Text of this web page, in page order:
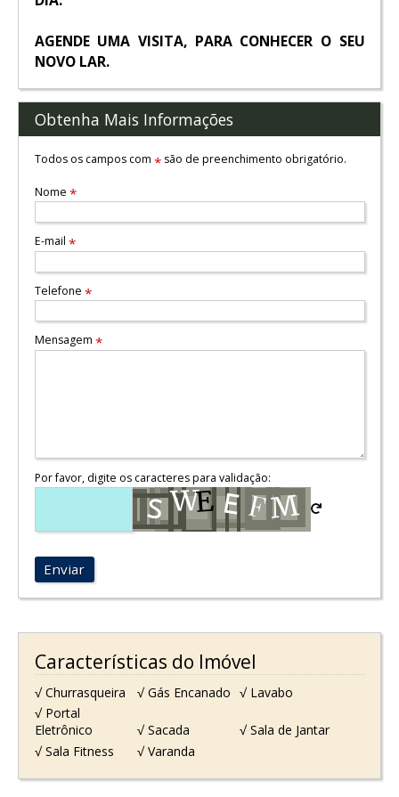
AGENDE UMA VISITA, PARA CONHECER O SEU
NOVO LAR.
Obtenha Mais Informações
Todos os campos com *são de preenchimento obrigatório.
Nome *
E-mail *
Telefone *
Mensagem *
Por favor, digite os caracteres para validação:
Enviar
Características do Imóvel
√ Churrasqueira √ Gás Encanado √ Lavabo
√ Portal
Eletrônico
√ Sacada
√ Sala de Jantar
√ Sala Fitness
√ Varanda